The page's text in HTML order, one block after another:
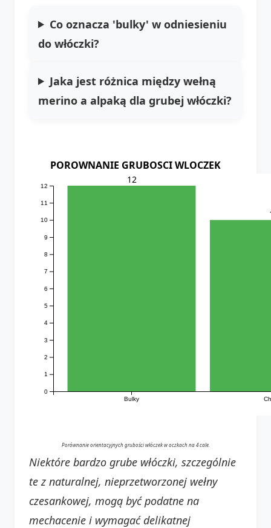
Co oznacza 'bulky' w odniesieniu
do włóczki?
Jaka jest różnica między wełną
merino a alpaką dla grubej włóczki?
POROWNANIE GRUBOSCI WLOCZEK
Bulky
0
1
2
3
4
5
6
7
8
9
10
11
12
12
Porównanie orientacyjnych grubości włóczek w oczkach na 4 cale.
Niektóre bardzo grube włóczki, szczególnie
te z naturalnej, nieprzetworzonej wełny
czesankowej, mogą być podatne na
mechacenie i wymagać delikatnej